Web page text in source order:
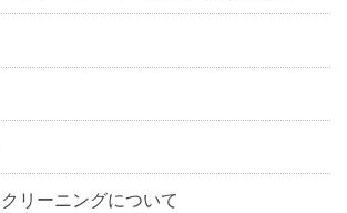
リーニングについて